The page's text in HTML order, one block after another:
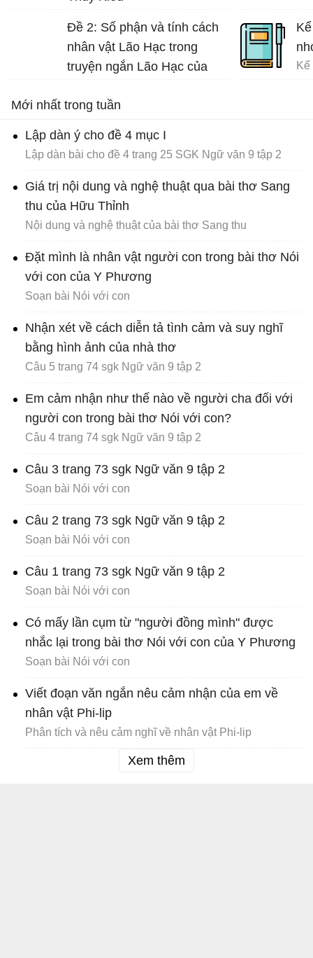
Đề 2: Số phận và tính cách
nhân vật Lão Hạc trong
truyện ngắn Lão Hạc của
Mới nhất trong tuần
Lập dàn ý cho đề 4 mục I
Lập dàn bài cho đề 4 trang 25 SGK Ngữ văn 9 tập 2
Giá trị nội dung và nghệ thuật qua bài thơ Sang
thu của Hữu Thỉnh
Nội dung và nghệ thuật của bài thơ Sang thu
Đặt mình là nhân vật người con trong bài thơ Nói
với con của Y Phương
Soạn bài Nói với con
Nhận xét về cách diễn tả tình cảm và suy nghĩ
bằng hình ảnh của nhà thơ
Câu 5 trang 74 sgk Ngữ văn 9 tập 2
Em cảm nhận như thế nào về người cha đối với
người con trong bài thơ Nói với con?
Câu 4 trang 74 sgk Ngữ văn 9 tập 2
Câu 3 trang 73 sgk Ngữ văn 9 tập 2
Soạn bài Nói với con
Câu 2 trang 73 sgk Ngữ văn 9 tập 2
Soạn bài Nói với con
Câu 1 trang 73 sgk Ngữ văn 9 tập 2
Soạn bài Nói với con
Có mấy lần cụm từ "người đồng mình" được
nhắc lại trong bài thơ Nói với con của Y Phương
Soạn bài Nói với con
Viết đoạn văn ngắn nêu cảm nhận của em về
nhân vật Phi-lip
Phân tích và nêu cảm nghĩ về nhân vật Phi-lip
Xem thêm